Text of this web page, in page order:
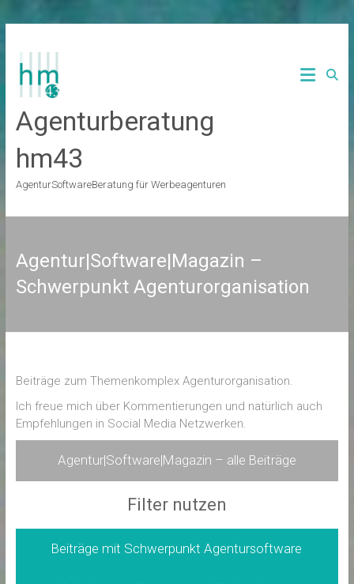
Inhalt
springen
Agenturberatung
hm43
AgenturSoftwareBeratung für Werbeagenturen
Agentur|Software|Magazin –
Schwerpunkt Agenturorganisation
Beiträge zum Themenkomplex Agenturorganisation.
Ich freue mich über Kommentierungen und natürlich auch
Empfehlungen in Social Media Netzwerken.
Agentur|Software|Magazin – alle Beiträge
Filter nutzen
Beiträge mit Schwerpunkt Agentursoftware